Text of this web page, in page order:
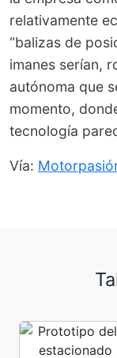
relativamente
“balizas de
imanes serían,
autónoma que
momento,
tecnología
Vía: